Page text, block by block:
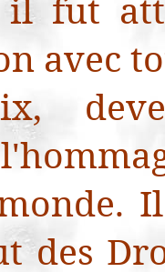
il fut
avec
des